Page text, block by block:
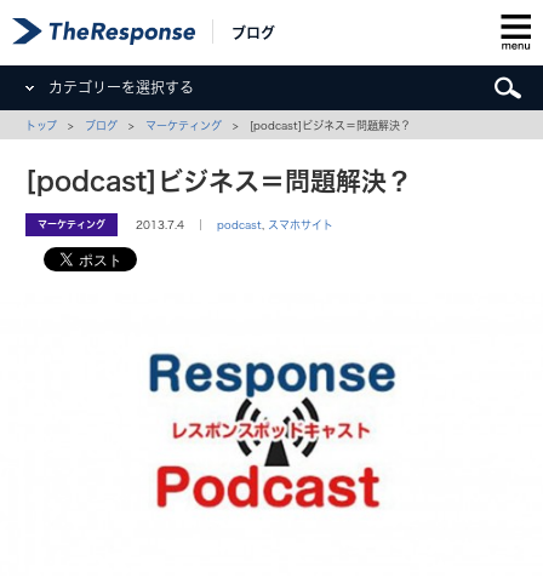
ブログ
カテゴリーを選択する
トップ > ブログ > マーケティング > [podcast]ビジネス＝問題解決？
[podcast]ビジネス＝問題解決？
マーケティング 2013.7.4 ｜podcast スマホサイト